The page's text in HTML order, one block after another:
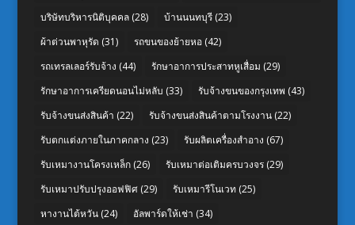
บริษัทบริหารนิติบุคคล(28) บ้านนนทบุรี(23)
ผ้าต่วนพาหุรัด (31) รถขนของย้ายหอ(42)
รถเทรลเลอร์รับจ้าง (44) รักษาอาการประสาทหูเสื่อม (29)
รักษาอาการเครียดนอนไม่หลับ (33) รับจ้างขนของกรุงเทพ (43)
รับจ้างขนส่งสินค้า (22) รับจ้างขนส่งสินค้าตามโรงงาน(22)
รับตกแต่งภายในภาคกลาง (23) รับผลิตเครื่องสำอาง (67)
รับเหมางานโครงเหล็ก(26) รับเหมาต่อเติมครบวงจร(29)
รับเหมาปรับปรุงออฟฟิศ(29) รับเหมารีโนเวท (25)
หางานไต้หวัน(24) อัลพาร์ดให้เช่า (34)